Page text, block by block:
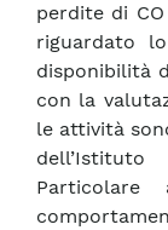
perdite di
riguardato
disponibilità
con la
le attività
dell’Istituto